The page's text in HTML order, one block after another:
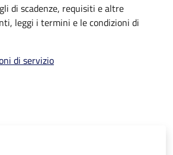
di scadenze, requisiti e altre
leggi i termini e le condizioni di
di servizio